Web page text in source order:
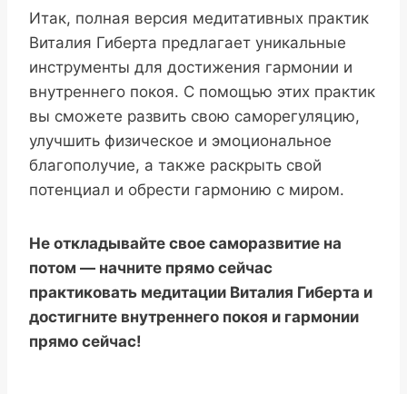
Итак, полная версия медитативных практик
Виталия Гиберта предлагает уникальные
инструменты для достижения гармонии и
внутреннего покоя. С помощью этих практик
вы сможете развить свою саморегуляцию,
улучшить физическое и эмоциональное
благополучие, а также раскрыть свой
потенциал и обрести гармонию с миром.
Не откладывайте свое саморазвитие на
потом — начните прямо сейчас
практиковать медитации Виталия Гиберта и
достигните внутреннего покоя и гармонии
прямо сейчас!